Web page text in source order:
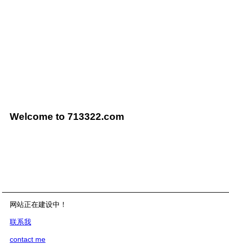
Welcome to 713322.com
网站正在建设中！
联系我
contact me